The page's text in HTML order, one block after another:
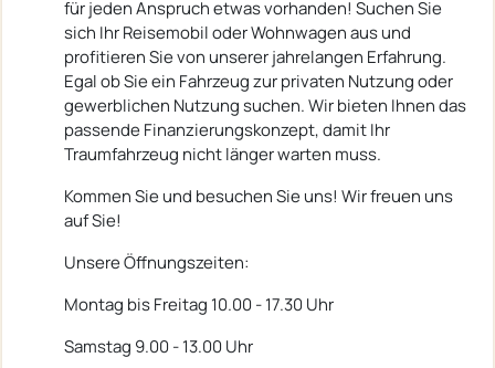
für jeden Anspruch etwas vorhanden! Suchen Sie
sich Ihr Reisemobil oder Wohnwagen aus und
profitieren Sie von unserer jahrelangen Erfahrung.
Egal ob Sie ein Fahrzeug zur privaten Nutzung oder
gewerblichen Nutzung suchen. Wir bieten Ihnen das
passende Finanzierungskonzept, damit Ihr
Traumfahrzeug nicht länger warten muss.
Kommen Sie und besuchen Sie uns! Wir freuen uns
auf Sie!
Unsere Öffnungszeiten:
Montag bis Freitag 10.00 - 17.30 Uhr
Samstag 9.00 - 13.00 Uhr